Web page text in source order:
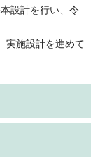
設計を行い、令
実施設計を進めて